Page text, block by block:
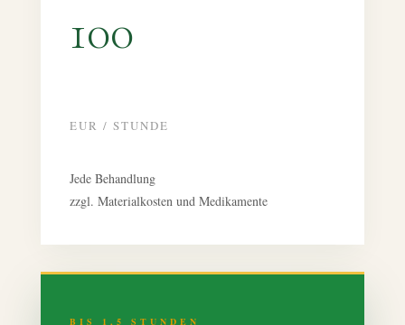
100
EUR / STUNDE
Jede Behandlung
zzgl. Materialkosten und Medikamente
BIS 1,5 STUNDEN